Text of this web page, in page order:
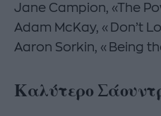
Jane Campion, «The
Adam McKay, «Don’t
Aaron Sorkin, «Being
Καλύτερο